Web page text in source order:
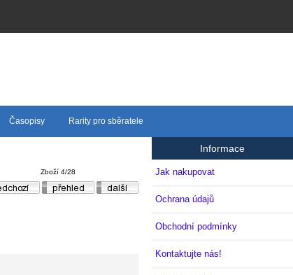
Časopisy Rarity pro sběratele
Zboží 4/28
Informace
Jak nakupovat
Ochrana údajů
Obchodní podmínky
Kontaktujte nás!